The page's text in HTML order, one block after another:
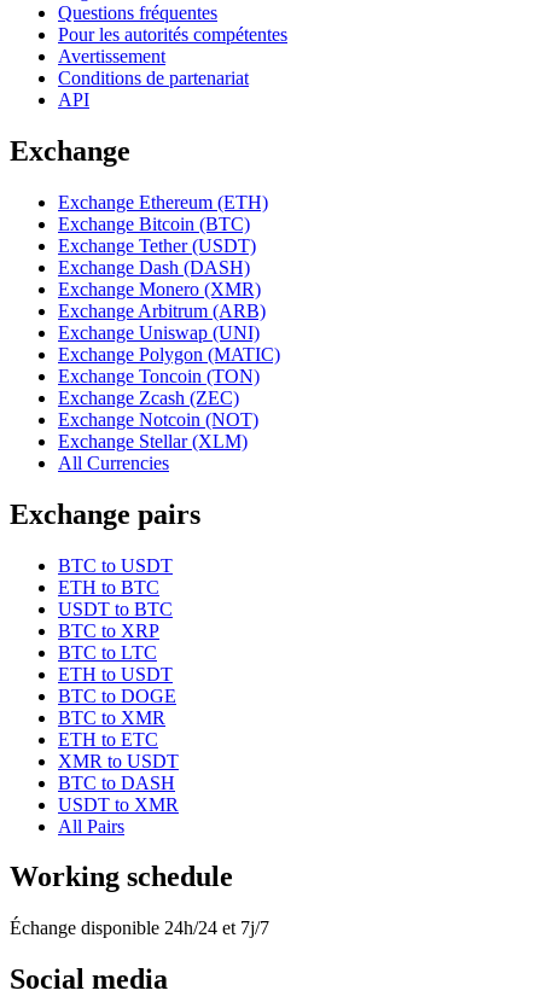
Questions fréquentes
Pour les autorités compétentes
Avertissement
Conditions de partenariat
API
Exchange
Exchange Ethereum (ETH)
Exchange Bitcoin (BTC)
Exchange Tether (USDT)
Exchange Dash (DASH)
Exchange Monero (XMR)
Exchange Arbitrum (ARB)
Exchange Uniswap (UNI)
Exchange Polygon (MATIC)
Exchange Toncoin (TON)
Exchange Zcash (ZEC)
Exchange Notcoin (NOT)
Exchange Stellar (XLM)
All Currencies
Exchange pairs
BTC to USDT
ETH to BTC
USDT to BTC
BTC to XRP
BTC to LTC
ETH to USDT
BTC to DOGE
BTC to XMR
ETH to ETC
XMR to USDT
BTC to DASH
USDT to XMR
All Pairs
Working schedule
Échange disponible 24h/24 et 7j/7
Social media